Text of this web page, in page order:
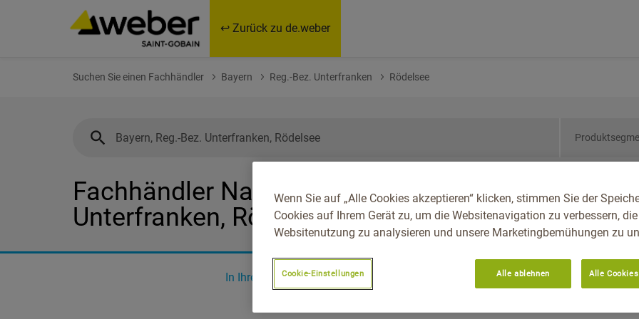
↩ Zurück zu de.weber
Suchen Sie einen Fachhändler Bayern Reg.-Bez. Unterfranken Rödelsee
Fachhändler Nahe Bayern, Reg.-Bez.
Unterfranken, Rödelsee
In Ihrer Nähe 0
Wenn Sie auf „Alle Cookies akzeptieren“ klicken, stimmen Sie der
Cookies auf Ihrem Gerät zu, um die Websitenavigation zu verbessern, die
Websitenutzung zu analysieren und unsere Marketingbemühungen zu
Cookie-Einstellungen Alle ablehnen Alle